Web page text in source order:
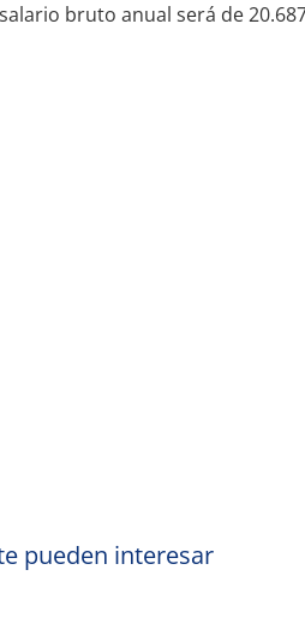
bruto anual será de
pueden interesar